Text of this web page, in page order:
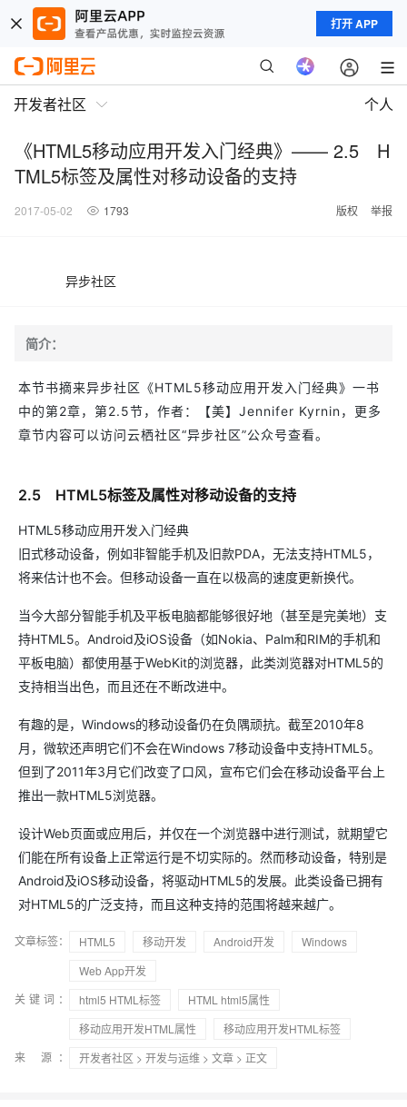
打开 APP
开发者社区 个人
《HTML5移动应用开发入门经典》—— 2.5 H
TML5标签及属性对移动设备的支持
2017-05-02 1793 版权 举报
异步社区
简介：
本节书摘来异步社区《HTML5移动应用开发入门经典》一书
中的第2章，第2.5节，作者：【美】Jennifer Kyrnin，更多
章节内容可以访问云栖社区“异步社区”公众号查看。
2.5 HTML5标签及属性对移动设备的支持
HTML5移动应用开发入门经典
旧式移动设备，例如非智能手机及旧款PDA，无法支持HTML5，
将来估计也不会。但移动设备一直在以极高的速度更新换代。
当今大部分智能手机及平板电脑都能够很好地（甚至是完美地）支
持HTML5。Android及iOS设备（如Nokia、Palm和RIM的手机和
平板电脑）都使用基于WebKit的浏览器，此类浏览器对HTML5的
支持相当出色，而且还在不断改进中。
有趣的是，Windows的移动设备仍在负隅顽抗。截至2010年8
月，微软还声明它们不会在Windows 7移动设备中支持HTML5。
但到了2011年3月它们改变了口风，宣布它们会在移动设备平台上
推出一款HTML5浏览器。
设计Web页面或应用后，并仅在一个浏览器中进行测试，就期望它
们能在所有设备上正常运行是不切实际的。然而移动设备，特别是
Android及iOS移动设备，将驱动HTML5的发展。此类设备已拥有
对HTML5的广泛支持，而且这种支持的范围将越来越广。
文章标签： HTML5 移动开发 Android开发
Windows
Web App开发
关键词：
html5 HTML标签
HTML html5属性
移动应用开发HTML属性
移动应用开发HTML标签
来 源：
开发者社区 > 开发与运维 > 文章 > 正文